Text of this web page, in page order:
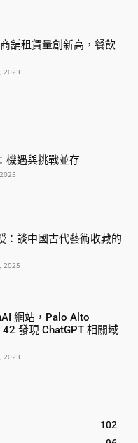
舖租賃量創新高，餐飲
2023
機遇與挑戰並存
：談中國古代藝術收藏的
2025
網站，Palo Alto
發現 ChatGPT 相關域
2023
102